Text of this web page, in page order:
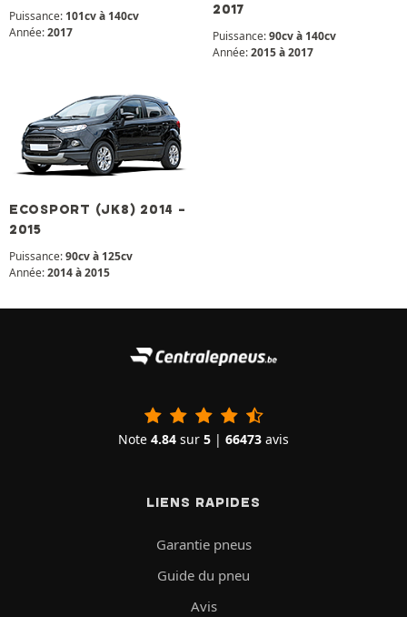
Puissance: 101cv à 140cv
Année:2017
2017
Puissance:90cv à 140cv
Année:2015 à 2017
ECOSPORT (JK8) 2014 -
2015
Puissance:90cv à 125cv
Année:2014 à 2015
Note 4.84 sur 5 | 66473 avis
LIENS RAPIDES
Garantie pneus
Guide du pneu
Avis